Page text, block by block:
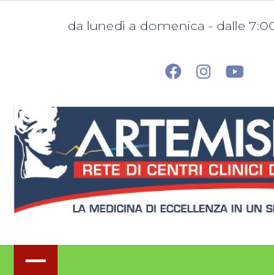
da lunedì a domenica - dalle